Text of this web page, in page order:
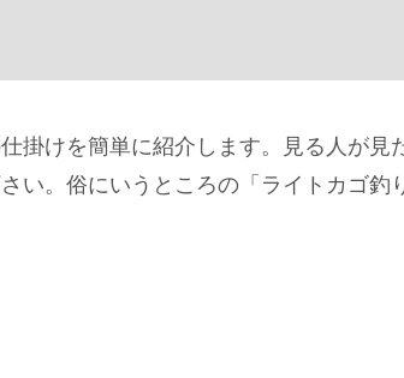
掛けを簡単に紹介します。見る人が見
い。俗にいうところの「ライトカゴ釣